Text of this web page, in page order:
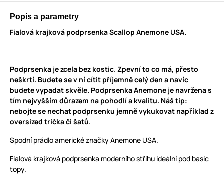
Popis a parametry
Fialová krajková podprsenka Scallop Anemone USA.
Podprsenka je zcela bez kostic. Zpevní to co má, přesto
neškrtí. Budete se v ní cítit příjemně celý den a navíc
budete vypadat skvěle. Podprsenka Anemone je navržena s
tím nejvyšším důrazem na pohodlí a kvalitu. Náš tip:
nebojte se nechat podprsenku jemně vykukovat například z
oversized trička či šatů.
Spodní prádlo americké značky Anemone USA.
Fialová krajková podprsenka moderního střihu ideální pod basic
topy.